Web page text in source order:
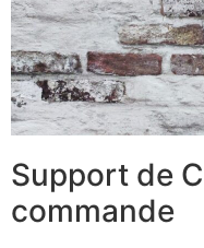
Support de
commande